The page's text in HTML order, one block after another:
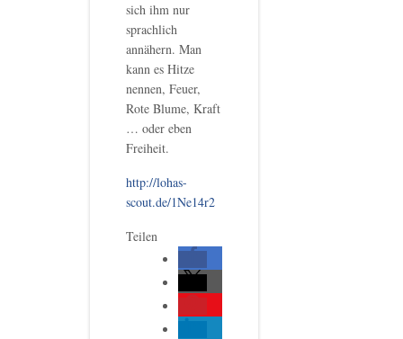
sich ihm nur
sprachlich
annähern. Man
kann es Hitze
nennen, Feuer,
Rote Blume, Kraft
… oder eben
Freiheit.
http://lohas-
scout.de/1Ne14r2
Teilen